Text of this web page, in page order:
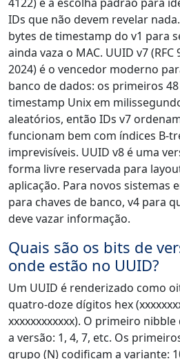
IDs que não devem revelar
bytes de timestamp do v1 para
ainda vaza o MAC. UUID v7
2024) é o vencedor moderno
banco de dados: os primeiros
timestamp Unix em
aleatórios, então IDs v7
funcionam bem com índices B-
imprevisíveis. UUID v8 é uma
forma livre reservada para
aplicação. Para novos sistemas
para chaves de banco, v4 para
deve vazar informação.
Quais são os bits de
onde estão no UUID?
Um UUID é renderizado como
quatro-doze dígitos hex
xxxxxxxxxxxx). O primeiro
a versão: 1, 4, 7, etc. Os
grupo (N) codificam a variante: